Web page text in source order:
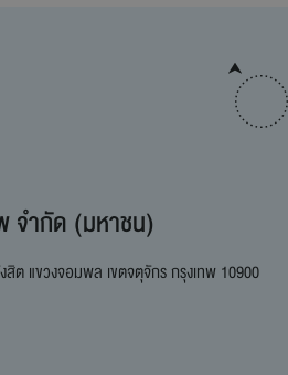
จำกัด (มหาชน)
ต แขวงจอมพล เขตจตุจักร กรุงเทพ 10900